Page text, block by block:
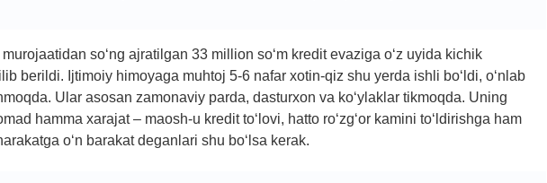
so‘ng ajratilgan 33 million so‘m kredit evaziga o‘z uyida kichik
berildi. Ijtimoiy himoyaga muhtoj 5-6 nafar xotin-qiz shu yerda ishli bo‘ldi, o‘nlab
Ular asosan zamonaviy parda, dasturxon va ko‘ylaklar tikmoqda. Uning
hamma xarajat – maosh-u kredit to‘lovi, hatto ro‘zg‘or kamini to‘ldirishga ham
o‘n barakat deganlari shu bo‘lsa kerak.